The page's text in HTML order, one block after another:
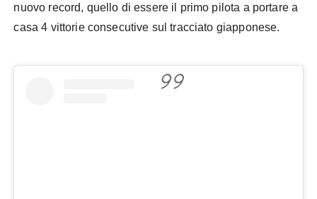
nuovo record, quello di essere il primo pilota a portare a
casa 4 vittorie consecutive sul tracciato giapponese.